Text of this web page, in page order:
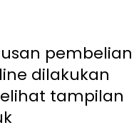
pembelian
dilakukan
tampilan